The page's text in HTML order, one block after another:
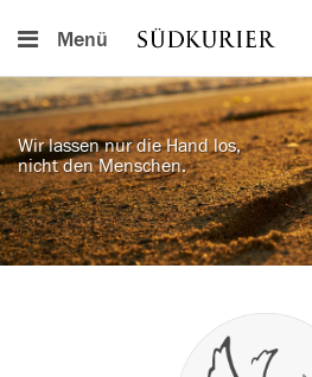
Menü
Wir lassen nur die Hand los,
nicht den Menschen.